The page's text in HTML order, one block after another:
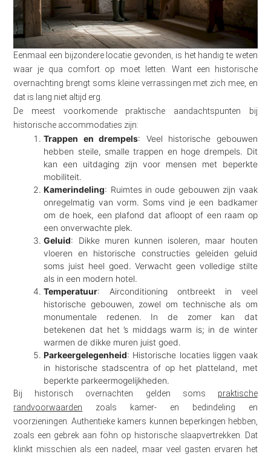
Eenmaal een bijzondere locatie gevonden, is het handig te weten
waar je qua comfort op moet letten. Want een historische
overnachting brengt soms kleine verrassingen met zich mee, en
dat is lang niet altijd erg.
De meest voorkomende praktische aandachtspunten bij
historische accommodaties zijn:
Trappen en drempels: Veel historische gebouwen
hebben steile, smalle trappen en hoge drempels. Dit
kan een uitdaging zijn voor mensen met beperkte
mobiliteit.
Kamerindeling: Ruimtes in oude gebouwen zijn vaak
onregelmatig van vorm. Soms vind je een badkamer
om de hoek, een plafond dat afloopt of een raam op
een onverwachte plek.
Geluid: Dikke muren kunnen isoleren, maar houten
vloeren en historische constructies geleiden geluid
soms juist heel goed. Verwacht geen volledige stilte
als in een modern hotel.
Temperatuur: Airconditioning ontbreekt in veel
historische gebouwen, zowel om technische als om
monumentale redenen. In de zomer kan dat
betekenen dat het ’s middags warm is; in de winter
warmen de dikke muren juist goed.
Parkeergelegenheid: Historische locaties liggen vaak
in historische stadscentra of op het platteland, met
beperkte parkeermogelijkheden.
Bij historisch overnachten gelden soms praktische
randvoorwaarden zoals kamer- en bedindeling en
voorzieningen. Authentieke kamers kunnen beperkingen hebben,
zoals een gebrek aan föhn op historische slaapvertrekken. Dat
klinkt misschien als een nadeel, maar veel gasten ervaren het